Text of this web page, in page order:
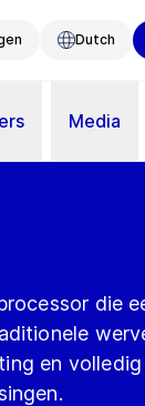
Dutch
Media
die
en